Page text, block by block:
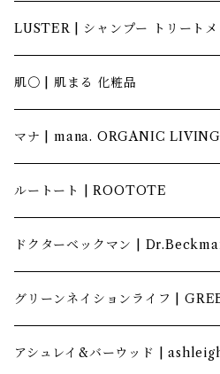
LUSTER | シャンプー トリートメ
肌〇 | 肌まる 化粧品
マナ | mana. ORGANIC LIVING
ルートート | ROOTOTE
ドクターベックマン |
グリーンネイションライフ |
アシュレイ&バーウッド |